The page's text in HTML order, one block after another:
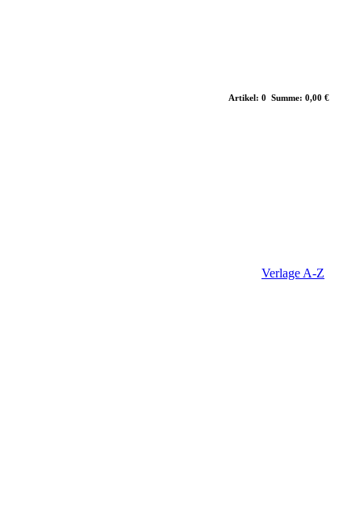
Artikel: 0 Summe: 0,00 €
Verlage A-Z